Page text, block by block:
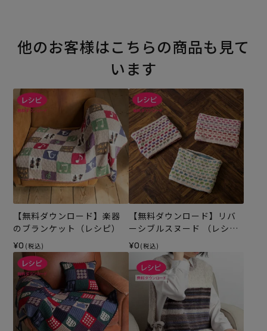
他のお客様はこちらの商品も見て
います
【無料ダウンロード】楽器
のブランケット（レシピ）
¥0 (税込)
【無料ダウンロード】リバ
ーシブルスヌード （レシ
ピ）
¥0 (税込)